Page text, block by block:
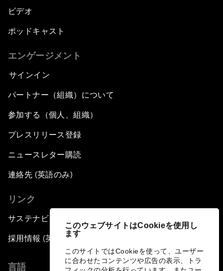
このウェブサイトはCookieを使用し
ます
このサイトではCookieを使って、ユーザー
に合わせたコンテンツや広告の表示、トラ
ビデオ
ポッドキャスト
エンゲージメント
サインイン
パートナー（組織）について
参加する（個人、組織）
プレスリリース登録
ニュースレター購読
連絡先 (英語のみ)
リンク
サステナビリティへの取り組み
採用情報 (英語のみ)
言語